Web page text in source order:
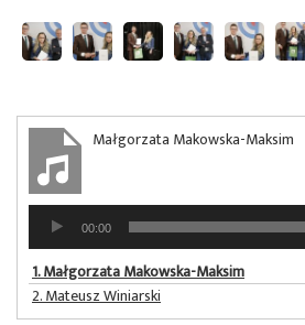
Małgorzata Makowska-Maksim
Odtwarzacz
plików
dźwiękowych
00:00
1.Małgorzata Makowska-Maksim
2.Mateusz Winiarski